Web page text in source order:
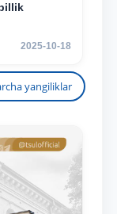
2025-10-18
yangiliklar